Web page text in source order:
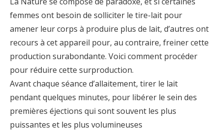
femmes ont besoin de solliciter le tire-lait pour
amener leur corps à produire plus de lait, d’autres ont
recours à cet appareil pour, au contraire, freiner cette
production surabondante. Voici comment procéder
pour réduire cette surproduction.
Avant chaque séance d’allaitement, tirer le lait
pendant quelques minutes, pour libérer le sein des
premières éjections qui sont souvent les plus
puissantes et les plus volumineuses